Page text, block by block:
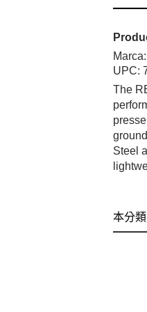
UPC:
The
Steel
本分